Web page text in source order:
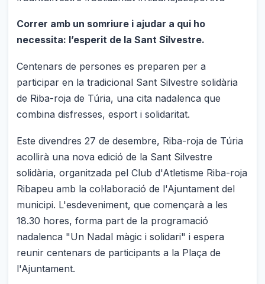
Correr amb un somriure i ajudar a qui ho
necessita: l’esperit de la Sant Silvestre.
Centenars de persones es preparen per a
participar en la tradicional Sant Silvestre solidària
de Riba-roja de Túria, una cita nadalenca que
combina disfresses, esport i solidaritat.
Este divendres 27 de desembre, Riba-roja de Túria
acollirà una nova edició de la Sant Silvestre
solidària, organitzada pel Club d'Atletisme Riba-roja
Ribapeu amb la col·laboració de l'Ajuntament del
municipi. L'esdeveniment, que començarà a les
18.30 hores, forma part de la programació
nadalenca "Un Nadal màgic i solidari" i espera
reunir centenars de participants a la Plaça de
l'Ajuntament.